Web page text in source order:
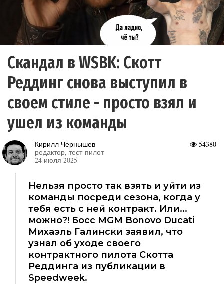
Скандал в WSBK: Скотт
Реддинг снова выступил в
своем стиле - просто взял и
ушел из команды
54380
Кирилл Чернышев
редактор, тест-пилот
24 июля 2025
Нельзя просто так взять и уйти из
команды посреди сезона, когда у
тебя есть с ней контракт. Или...
можно?! Босс MGM Bonovo Ducati
Михаэль Галински заявил, что
узнал об уходе своего
контрактного пилота Скотта
Реддинга из публикации в
Speedweek.